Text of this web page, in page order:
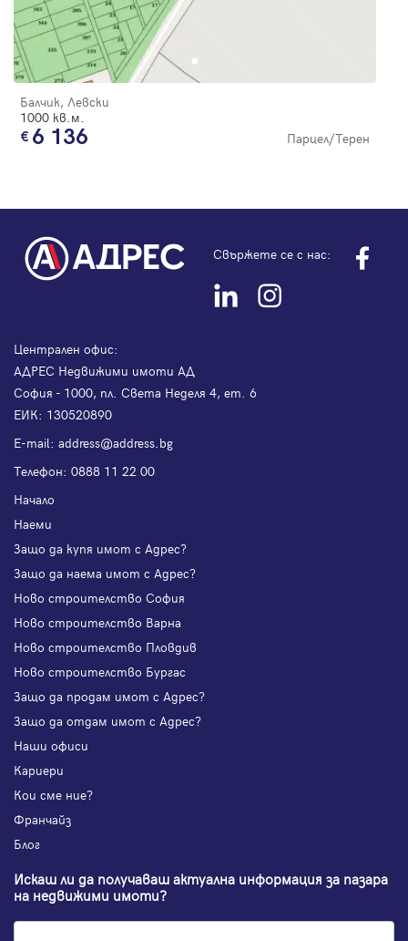
Балчик, Левски
1000 кв.м.
6 136 Парцел/Терен
Свържете се с нас:
Централен офис:
АДРЕС Недвижими имоти АД
София - 1000, пл. Света Неделя 4, ет. 6
ЕИК: 130520890
Е-mail: address@address.bg
Телефон: 0888 11 22 00
Начало
Наеми
Защо да купя имот с Адрес?
Защо да наема имот с Адрес?
Ново строителство София
Ново строителство Варна
Ново строителство Пловдив
Ново строителство Бургас
Защо да продам имот с Адрес?
Защо да отдам имот с Адрес?
Наши офиси
Кариери
Кои сме ние?
Франчайз
Блог
Искаш ли да получаваш актуална информация за пазара
на недвижими имоти?